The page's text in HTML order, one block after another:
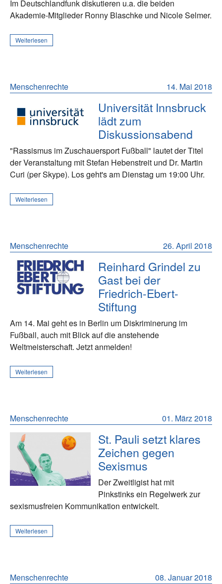
Im Deutschlandfunk diskutieren u.a. die beiden
Akademie-Mitglieder Ronny Blaschke und Nicole Selmer.
Weiterlesen
14. Mai 2018
Menschenrechte
Universität Innsbruck
lädt zum
Diskussionsabend
"Rassismus im Zuschauersport Fußball" lautet der Titel
der Veranstaltung mit Stefan Hebenstreit und Dr. Martin
Curi (per Skype). Los geht's am Dienstag um 19:00 Uhr.
Weiterlesen
26. April 2018
Menschenrechte
Reinhard Grindel zu
Gast bei der
Friedrich-Ebert-
Stiftung
Am 14. Mai geht es in Berlin um Diskriminerung im
Fußball, auch mit Blick auf die anstehende
Weltmeisterschaft. Jetzt anmelden!
Weiterlesen
01. März 2018
Menschenrechte
St. Pauli setzt klares
Zeichen gegen
Sexismus
Der Zweitligist hat mit
Pinkstinks ein Regelwerk zur
sexismusfreien Kommunikation entwickelt.
Weiterlesen
08. Januar 2018
Menschenrechte